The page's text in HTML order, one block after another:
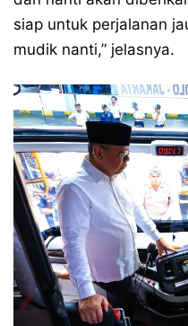
siap untuk perjalanan
mudik nanti,” jelasnya.